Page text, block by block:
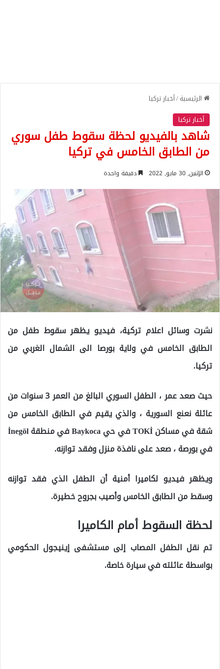
الرئيسية/أخبار تركيا
أخبار تركيا
شاهد بالفيديو لحظة سقوط طفل سوري
من الطابق الخامس في تركيا
الإثنين, 30 مايو, 2022 دقيقة واحدة
نشرت وسائل اعلام تركية، فيديو يظهر سقوط طفل من
الطابق الخامس في ولاية بورصا الى الشمال الغربي من
تركيا.
حيث صعد عمر ، الطفل السوري البالغ من العمر 3 سنوات من
عائلة نعنع السورية ، والذي يقيم في الطابق الخامس من
شقة في مساكن TOKİ في حي Baykoca في منطقة İnegöl
في بورصة ، صعد على نافذة منزل وفقد توازنه.
ويظهر فيديو لكاميرا أمنية أن الطفل الذي فقد توازنه
وسقط من الطابق الخامس وأصيب بجروح خطيرة.
لحظة السقوط أمام الكاميرا
تم نقل الطفل المصاب إلى مستشفى إينيجول الحكومي
بواسطة عائلته في سيارة خاصة.